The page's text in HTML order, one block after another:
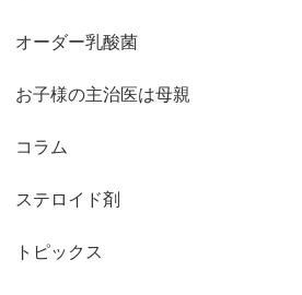
オーダー乳酸菌
お子様の主治医は母親
コラム
ステロイド剤
トピックス